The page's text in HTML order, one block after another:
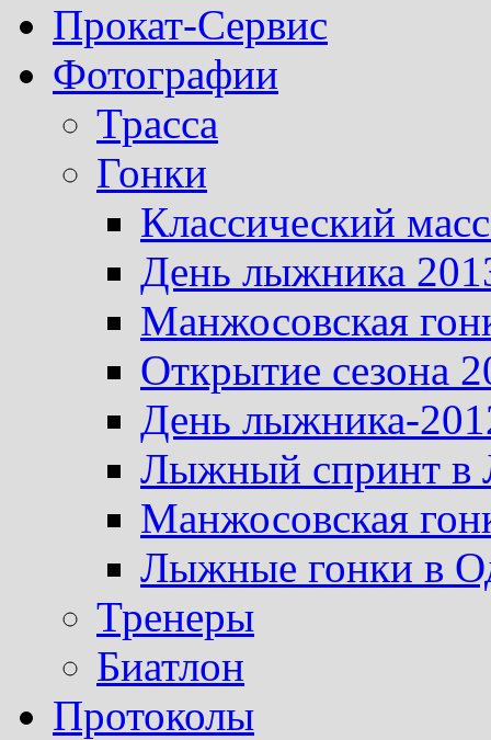
Прокат-Сервис
Фотографии
Трасса
Гонки
Классический
День лыжника
Манжосовская
Открытие сезона
День лыжника-
Лыжный спринт в
Манжосовская
Лыжные гонки в
Тренеры
Биатлон
Протоколы